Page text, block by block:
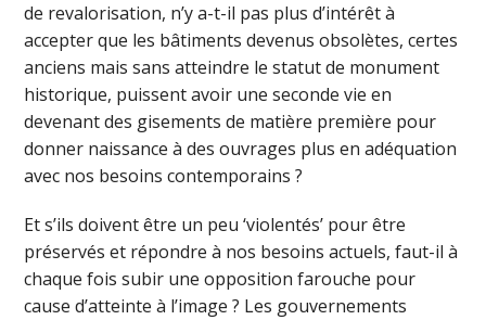
de revalorisation, n’y a-t-il pas plus d’intérêt à
accepter que les bâtiments devenus obsolètes, certes
anciens mais sans atteindre le statut de monument
historique, puissent avoir une seconde vie en
devenant des gisements de matière première pour
donner naissance à des ouvrages plus en adéquation
avec nos besoins contemporains ?
Et s’ils doivent être un peu ‘violentés’ pour être
préservés et répondre à nos besoins actuels, faut-il à
chaque fois subir une opposition farouche pour
cause d’atteinte à l’image ? Les gouvernements